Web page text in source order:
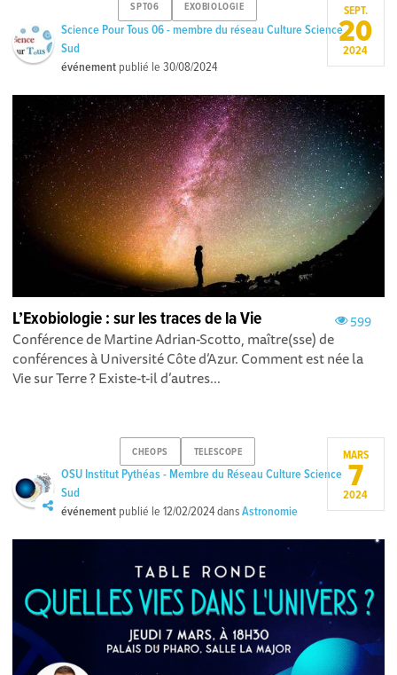
SPT06 EXOBIOLOGIE
Science Pour Tous 06 - membre du réseau Culture Science
Sud
événement publié le30/08/2024
SEPT.
20
2024
599
L’Exobiologie : sur les traces de la Vie
Conférence de Martine Adrian-Scotto, maître(sse) de
conférences à Université Côte d’Azur. Comment est née la
Vie sur Terre ? Existe-t-il d’autres...
CHEOPS TELESCOPE
OSU Institut Pythéas - Membre du Réseau Culture Science
Sud
événement publié le12/02/2024dansAstronomie
MARS
7
2024